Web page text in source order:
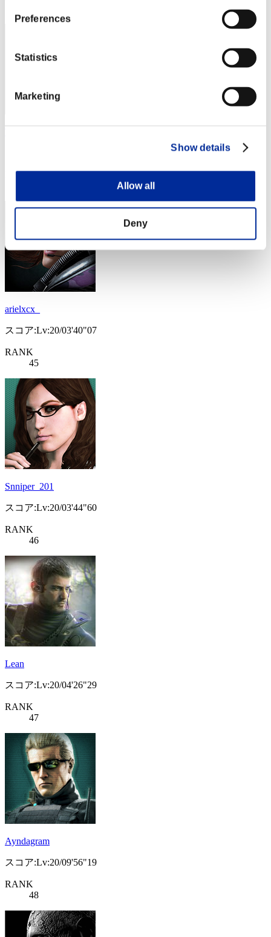
Preferences
Statistics
Marketing
Show details
Allow all
Deny
RANK
arielxcx_
スコア:Lv:20/03'40"07
RANK
45
Snniper_201
スコア:Lv:20/03'44"60
RANK
46
Lean
スコア:Lv:20/04'26"29
RANK
47
Ayndagram
スコア:Lv:20/09'56"19
RANK
48